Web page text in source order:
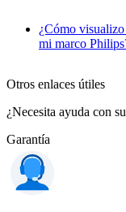
¿Cómo
mi marco
Otros enlaces útiles
¿Necesita ayuda con
Garantía